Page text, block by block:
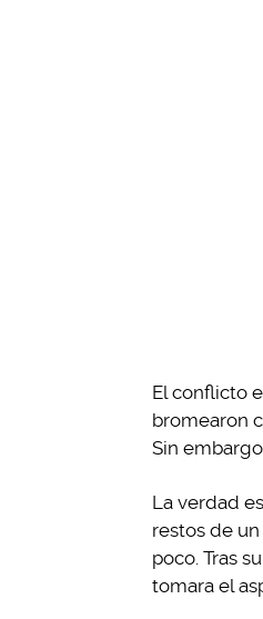
El conflicto
bromearon
Sin
La verdad
restos de
poco. Tras
tomara el